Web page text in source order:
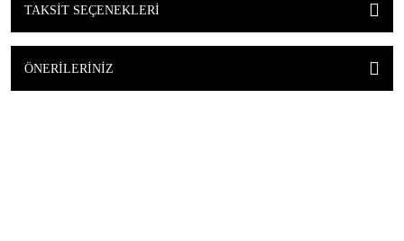
TAKSIT SEÇENEKLERI
ÖNERILERINIZ